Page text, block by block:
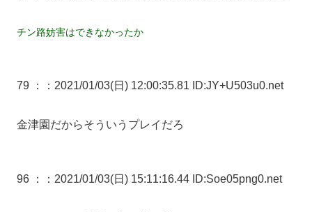
チン路妨害はできなかったか
79 ： ：2021/01/03(日) 12:00:35.81 ID:JY+U503u0.net
金津園だからそういうプレイだろ
96 ： ：2021/01/03(日) 15:11:16.44 ID:Soe05png0.net